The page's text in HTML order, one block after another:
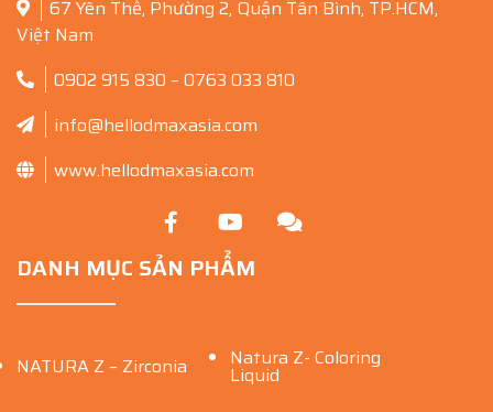
67 Yên Thế, Phường 2, Quận Tân Bình, TP.HCM,
Việt Nam
0902 915 830 – 0763 033 810
info@hellodmaxasia.com
www.hellodmaxasia.com
DANH MỤC SẢN PHẨM
NATURA Z – Zirconia Natura Z- Coloring
Liquid